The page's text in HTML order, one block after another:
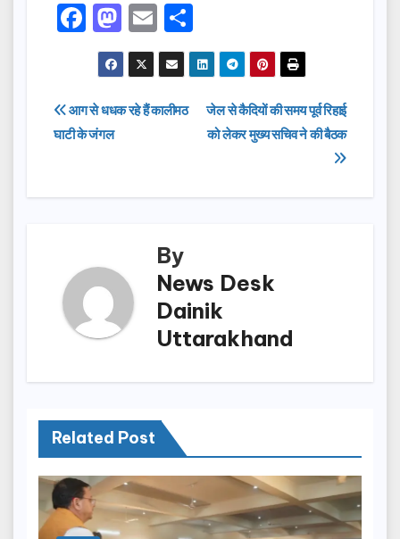
F
a
c
e
b
o
M
a
st
o
n
E
m
ail
h
ar
e
Post
navigation
जेल से कैदियों की समय पूर्व रिहाई
को लेकर मुख्य सचिव ने की बैठक
आग से धधक रहे हैं कालीमठ
घाटी के जंगल
By
News Desk
Dainik
Uttarakhand
Related Post